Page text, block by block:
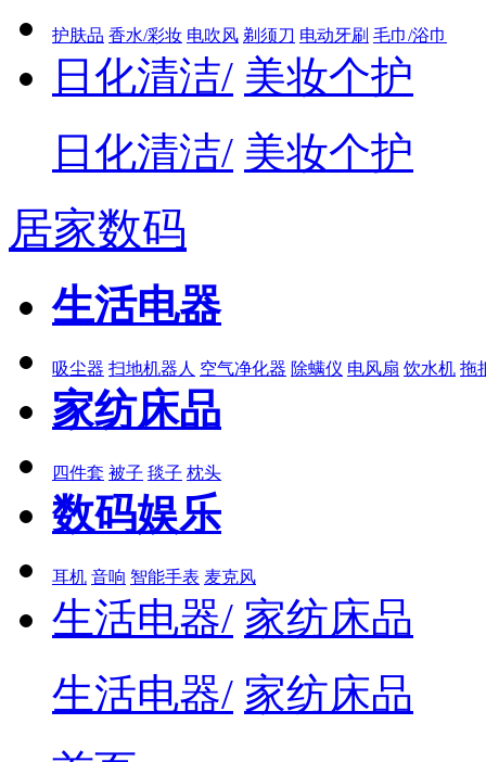
护肤品 香水/彩妆 电吹风 剃须刀 电动牙刷 毛巾/浴巾
日化清洁/ 美妆个护
日化清洁/ 美妆个护
居家数码
生活电器
吸尘器 扫地机器人 空气净化器 除螨仪 电风扇 饮水机 拖
家纺床品
四件套 被子 毯子 枕头
数码娱乐
耳机 音响 智能手表 麦克风
生活电器/ 家纺床品
生活电器/ 家纺床品